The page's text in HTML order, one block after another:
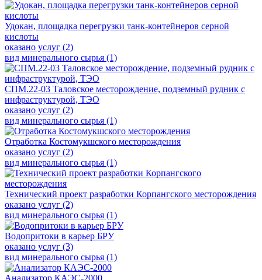
Удокан, площадка перегрузки танк-контейнеров серной
кислоты
оказано услуг (2)
вид минерального сырья (1)
СПМ.22-03 Таловское месторождение, подземный рудник с
инфраструктурой, ТЭО
оказано услуг (2)
вид минерального сырья (1)
Отработка Костомукшского месторождения
оказано услуг (2)
вид минерального сырья (1)
Технический проект разработки Корпангского месторождения
оказано услуг (2)
вид минерального сырья (1)
Водопритоки в карьер БРУ
оказано услуг (3)
вид минерального сырья (1)
Анализатор КАЭС-2000